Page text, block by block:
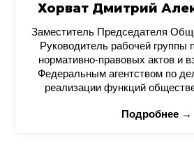
Хорват Дмитрий
Заместитель Председателя
Руководитель рабочей группы
нормативно-правовых актов и
Федеральным агентством по
реализации функций
Подробнее →